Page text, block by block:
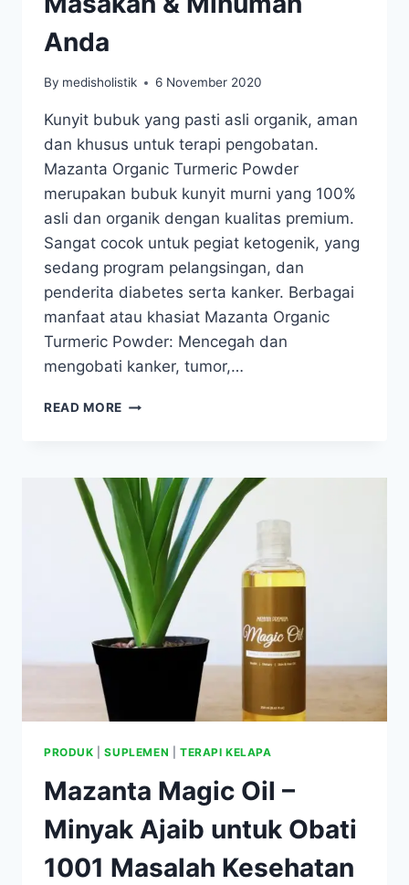
Anda
By medisholistik 6 November 2020
Kunyit bubuk yang pasti asli organik, aman
dan khusus untuk terapi pengobatan.
Mazanta Organic Turmeric Powder
merupakan bubuk kunyit murni yang 100%
asli dan organik dengan kualitas premium.
Sangat cocok untuk pegiat ketogenik, yang
sedang program pelangsingan, dan
penderita diabetes serta kanker. Berbagai
manfaat atau khasiat Mazanta Organic
Turmeric Powder: Mencegah dan
mengobati kanker, tumor,…
READ MORE MAZANTA
–
BUBUK
KUNYIT
ORGANIK
UNTUK
MASAKAN
&
MINUMAN
ANDA
PRODUK |SUPLEMEN TERAPI KELAPA
Mazanta Magic Oil –
Minyak Ajaib untuk Obati
1001 Masalah Kesehatan